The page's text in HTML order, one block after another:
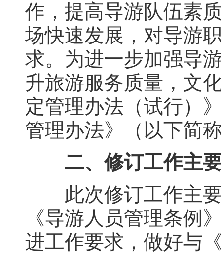
作，提高导游队伍素
场快速发展，对导游
求。为进一步加强导
升旅游服务质量，文
定管理办法（试行）
管理办法》（以下简
二、修订工作主
此次修订工作主要
《导游人员管理条例
进工作要求，做好与